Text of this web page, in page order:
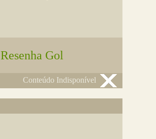
Resenha Gol
Conteúdo Indisponível